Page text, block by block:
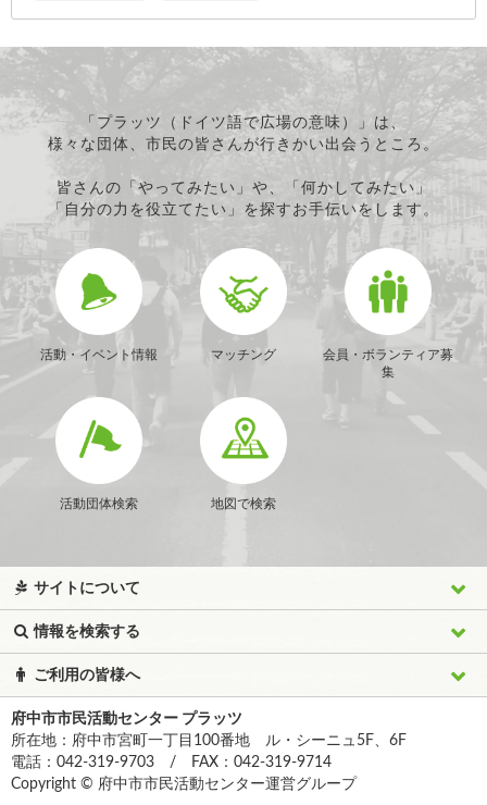
「プラッツ（ドイツ語で広場の意味）」は、
様々な団体、市民の皆さんが行きかい出会うところ。
皆さんの「やってみたい」や、「何かしてみたい」
「自分の力を役立てたい」を探すお手伝いをします。
活動・イベント情報 マッチング
会員・ボランティア募
集
活動団体検索 地図で検索
サイトについて
情報を検索する
ご利用の皆様へ
府中市市民活動センター プラッツ
所在地：府中市宮町一丁目100番地 ル・シーニュ5F、6F
電話：042-319-9703 / FAX：042-319-9714
Copyright © 府中市市民活動センター運営グループ